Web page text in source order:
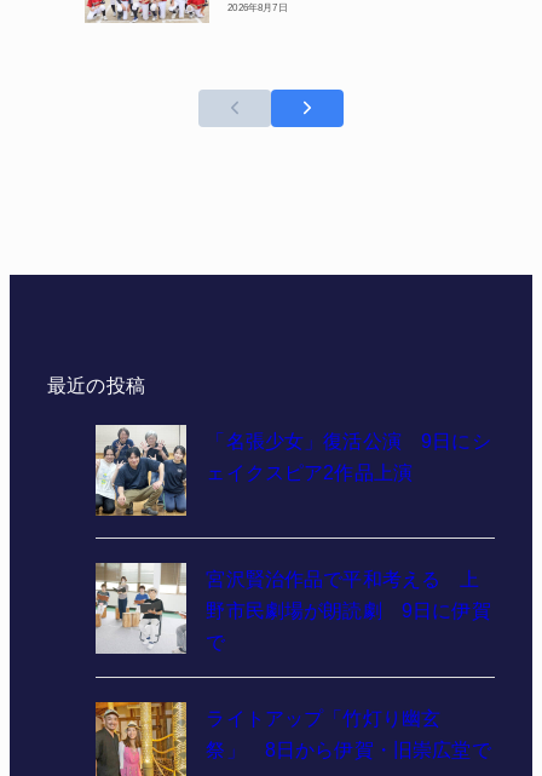
2026年8月7日
最近の投稿
「名張少女」復活公演 9日にシ
ェイクスピア2作品上演
宮沢賢治作品で平和考える 上
野市民劇場が朗読劇 9日に伊賀
で
ライトアップ「竹灯り幽玄
祭」 8日から伊賀・旧崇広堂で